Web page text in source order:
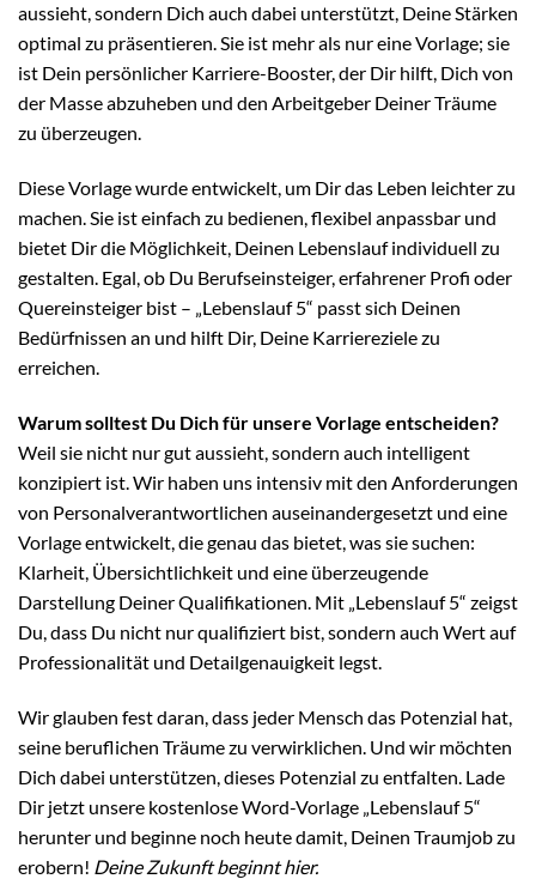
aussieht, sondern Dich auch dabei unterstützt, Deine Stärken
optimal zu präsentieren. Sie ist mehr als nur eine Vorlage; sie
ist Dein persönlicher Karriere-Booster, der Dir hilft, Dich von
der Masse abzuheben und den Arbeitgeber Deiner Träume
zu überzeugen.
Diese Vorlage wurde entwickelt, um Dir das Leben leichter zu
machen. Sie ist einfach zu bedienen, flexibel anpassbar und
bietet Dir die Möglichkeit, Deinen Lebenslauf individuell zu
gestalten. Egal, ob Du Berufseinsteiger, erfahrener Profi oder
Quereinsteiger bist – „Lebenslauf 5“ passt sich Deinen
Bedürfnissen an und hilft Dir, Deine Karriereziele zu
erreichen.
Warum solltest Du Dich für unsere Vorlage entscheiden?
Weil sie nicht nur gut aussieht, sondern auch intelligent
konzipiert ist. Wir haben uns intensiv mit den Anforderungen
von Personalverantwortlichen auseinandergesetzt und eine
Vorlage entwickelt, die genau das bietet, was sie suchen:
Klarheit, Übersichtlichkeit und eine überzeugende
Darstellung Deiner Qualifikationen. Mit „Lebenslauf 5“ zeigst
Du, dass Du nicht nur qualifiziert bist, sondern auch Wert auf
Professionalität und Detailgenauigkeit legst.
Wir glauben fest daran, dass jeder Mensch das Potenzial hat,
seine beruflichen Träume zu verwirklichen. Und wir möchten
Dich dabei unterstützen, dieses Potenzial zu entfalten. Lade
Dir jetzt unsere kostenlose Word-Vorlage „Lebenslauf 5“
herunter und beginne noch heute damit, Deinen Traumjob zu
erobern! Deine Zukunft beginnt hier.